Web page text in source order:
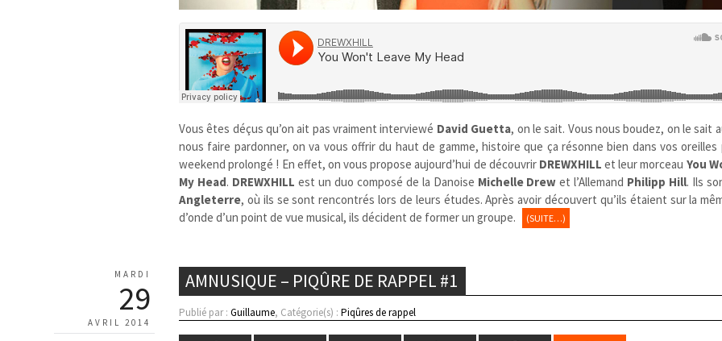
Vous êtes déçus qu’on ait pas vraiment interviewé David Guetta, on le sait. Vous nous boudez, on le sait
nous faire pardonner, on va vous offrir du haut de gamme, histoire que ça résonne bien dans vos
weekend prolongé ! En effet, on vous propose aujourd’hui de découvrir DREWXHILL et leur morceau You
My Head. DREWXHILL est un duo composé de la Danoise Michelle Drew et l’Allemand Philipp Hill. Ils
Angleterre, où ils se sont rencontrés lors de leurs études. Après avoir découvert qu’ils étaient sur la
d’onde d’un point de vue musical, ils décident de former un groupe.
(SUITE…)
MARDI
29
AVRIL 2014
AMNUSIQUE – PIQÛRE DE RAPPEL #1
Publié par :Guillaume, Catégorie(s) :Piqûres de rappel